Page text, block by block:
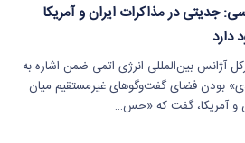
جدیتی در مذاکرات ایران و آمریکا
دارد
آژانس بین‌المللی انرژی اتمی ضمن اشاره به
بودن فضای گفت‌وگوهای غیرمستقیم میان
و آمریکا، گفت که «حس…